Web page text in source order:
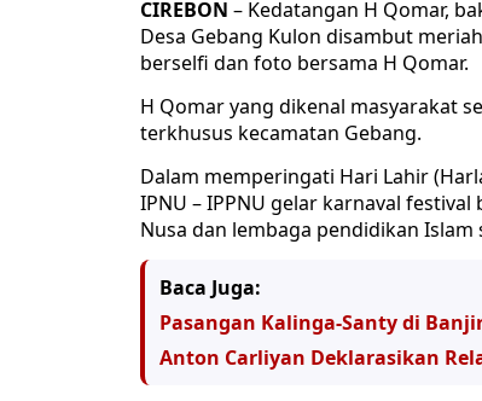
CIREBON – Kedatangan H Qomar,
Desa Gebang Kulon disambut
berselfi dan foto bersama H Qomar.
H Qomar yang dikenal masyarakat
terkhusus kecamatan Gebang.
Dalam memperingati Hari Lahir
IPNU – IPPNU gelar karnaval
Nusa dan lembaga pendidikan
Baca Juga:
Pasangan Kalinga-Santy di
Anton Carliyan Deklarasikan